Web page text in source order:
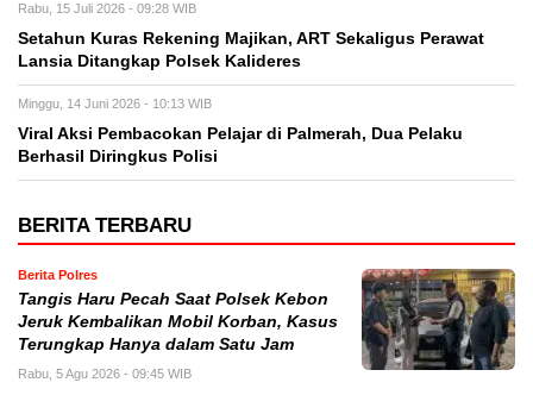
Rabu, 15 Juli 2026 - 09:28 WIB
Setahun Kuras Rekening Majikan, ART Sekaligus Perawat
Lansia Ditangkap Polsek Kalideres
Minggu, 14 Juni 2026 - 10:13 WIB
Viral Aksi Pembacokan Pelajar di Palmerah, Dua Pelaku
Berhasil Diringkus Polisi
BERITA TERBARU
Berita Polres
Tangis Haru Pecah Saat Polsek Kebon
Jeruk Kembalikan Mobil Korban, Kasus
Terungkap Hanya dalam Satu Jam
Rabu, 5 Agu 2026 - 09:45 WIB